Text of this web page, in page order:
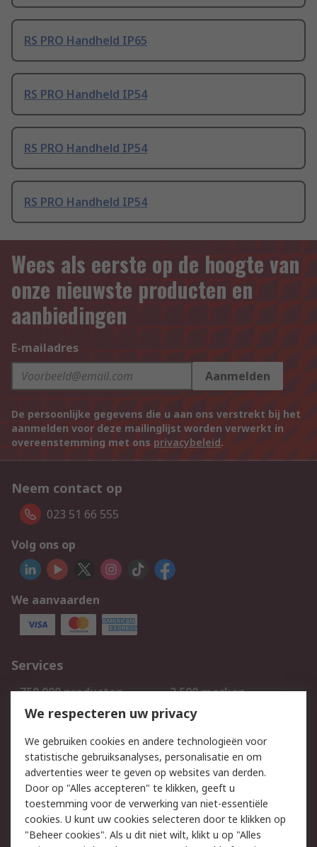
RS PRO Handheld IP65
RS PRO Handheld IP54
RS PRO Handheld IP54
RS PRO Handheld IP54
Wees als eerste op de hoogte van
onze nieuwste producten en
aanbiedingen
E-mailadres
Aanmelden
De persoonlijke gegevens die u aan ons verstrekt bij het
aanmelden voor deze mailinglijst worden verwerkt in
overeenstemming met ons privacybeleid.
Neem contact op
023 51 66 555
Volg ons op
We aanvaarden
Services
750.000 producten
2.500 merken
Bestellen
Inkoopoplossingen
Track & Trace
Wettelijk
Cookiebeleid
Email veiligheid
Privacybeleid
Websitevoorwaarden
We respecteren uw privacy
We gebruiken cookies en andere technologieën voor
statistische gebruiksanalyses, personalisatie en om
advertenties weer te geven op websites van derden.
Door op "Alles accepteren" te klikken, geeft u
toestemming voor de verwerking van niet-essentiële
cookies. U kunt uw cookies selecteren door te klikken op
"Beheer cookies". Als u dit niet wilt, klikt u op "Alles